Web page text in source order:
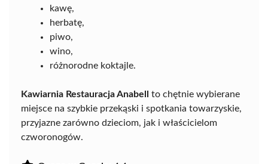
kawę,
herbatę,
piwo,
wino,
różnorodne koktajle.
Kawiarnia Restauracja Anabell
to chętnie wybierane
miejsce na szybkie przekąski i spotkania towarzyskie,
przyjazne zarówno dzieciom, jak i właścicielom
czworonogów.